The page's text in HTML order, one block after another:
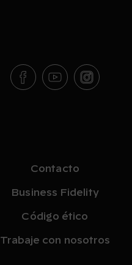
Contacto
Business Fidelity
Código ético
Trabaje con nosotros